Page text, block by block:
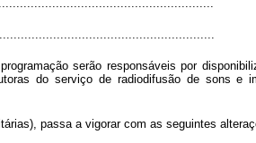
serão responsáveis por
do serviço de radiodifusão de sons e
passa a vigorar com as seguintes